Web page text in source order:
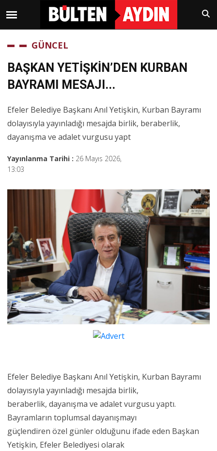
GÜNCEL
BAŞKAN YETİŞKİN’DEN KURBAN
BAYRAMI MESAJI...
Efeler Belediye Başkanı Anıl Yetişkin, Kurban Bayramı
dolayısıyla yayınladığı mesajda birlik, beraberlik,
dayanışma ve adalet vurgusu yapt
Yayınlanma Tarihi : 26 Mayıs 2026,
13:03
Efeler Belediye Başkanı Anıl Yetişkin, Kurban Bayramı
dolayısıyla yayınladığı mesajda birlik,
beraberlik, dayanışma ve adalet vurgusu yaptı.
Bayramların toplumsal dayanışmayı
güçlendiren özel günler olduğunu ifade eden Başkan
Yetişkin, Efeler Belediyesi olarak